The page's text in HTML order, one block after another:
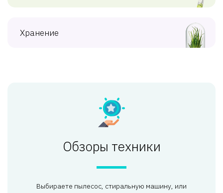
Хранение
Обзоры техники
Выбираете пылесос, стиральную машину, или